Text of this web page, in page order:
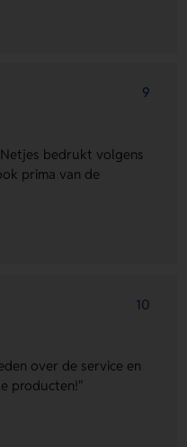
9
bedrukt volgens
prima van de
10
over de service en
producten!"